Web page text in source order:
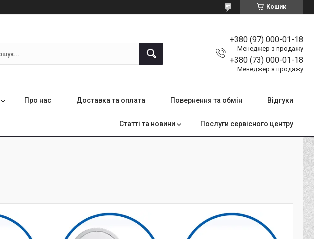
Кошик
+380 (97) 000-01-18
Менеджер з продажу
+380 (73) 000-01-18
Менеджер з продажу
Про нас Доставка та оплата Повернення та обмін Відгуки
Статті та новини Послуги сервісного центру